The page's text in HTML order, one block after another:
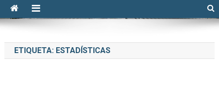
ETIQUETA: ESTADÍSTICAS